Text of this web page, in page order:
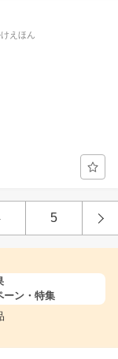
えほん
5
ーン・特集